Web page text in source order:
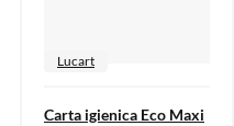
Lucart
Carta igienica Eco Maxi